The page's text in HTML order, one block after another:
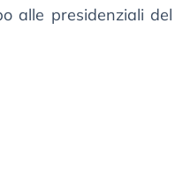
alle presidenziali del